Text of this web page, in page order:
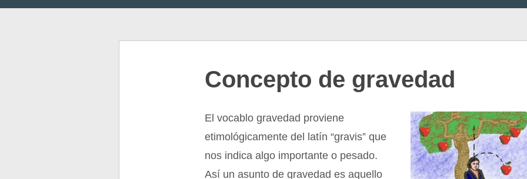
Concepto de gravedad
El vocablo gravedad proviene
etimológicamente del latín “gravis” que
nos indica algo importante o pesado.
Así un asunto de gravedad es aquello